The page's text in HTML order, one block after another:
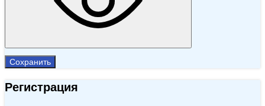
Сохранить
Регистрация